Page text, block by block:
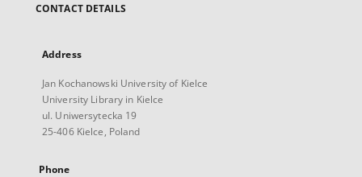
CONTACT DETAILS
Address
Jan Kochanowski University of Kielce
University Library in Kielce
ul. Uniwersytecka 19
25-406 Kielce, Poland
Phone